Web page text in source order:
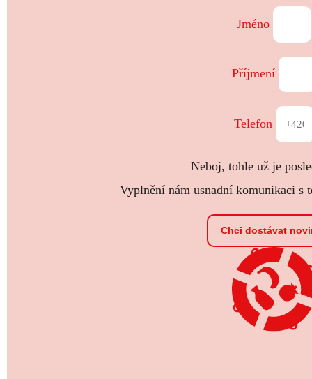
Jméno
Příjmení
Telefon
Neboj, tohle už je
Vyplnění nám usnadní komunikaci s
Chci dostávat